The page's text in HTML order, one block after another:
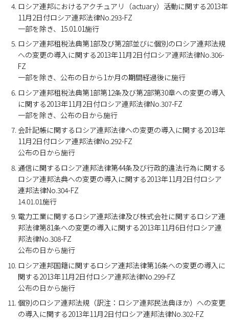
ロシア連邦におけるアクチュアリ（actuary）活動に関する2013年
11月2日付ロシア連邦法律No.293-FZ
一部を除き、15.01.01施行
ロシア連邦租税法典第1部及び第2部並びに個別のロシア連邦法規
への変更の導入に関する2013年11月2日付ロシア連邦法律No.306-
FZ
一部を除き、公布の日から1か月の期間経過後に施行
ロシア連邦租税法典第1部第12条及び第2部第30章への変更の導入
に関する2013年11月2日付ロシア連邦法律No.307-FZ
一部を除き、公布の日から施行
会計記帳に関するロシア連邦法律への変更の導入に関する2013年
11月2日付ロシア連邦法律No.292-FZ
公布の日から施行
通信に関するロシア連邦法律第44条及び行政的違法行為に関する
ロシア連邦法典への変更の導入に関する2013年11月2日付ロシア
連邦法律No.304-FZ
14.01.01施行
電力工業に関するロシア連邦法律及び株式会社に関するロシア連
邦法律第81条への変更の導入に関する2013年11月6日付ロシア連
邦法律No.308-FZ
公布の日から施行
ロシア連邦国籍に関するロシア連邦法律第16条への変更の導入に
関する2013年11月2日付ロシア連邦法律No.299-FZ
公布の日から施行
個別のロシア連邦法規（訳注：ロシア連邦民法典ほか）への変更
の導入に関する2013年11月2日付ロシア連邦法律No.302-FZ